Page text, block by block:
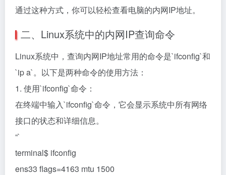
通过这种方式，你可以轻松查看电脑的内网IP地址。
二、Linux系统中的内网IP查询命令
Linux系统中，查询内网IP地址常用的命令是`ifconfig`和
`ip a`。以下是两种命令的使用方法：
1. 使用`ifconfig`命令：
在终端中输入`ifconfig`命令，它会显示系统中所有网络
接口的状态和详细信息。
“`
terminal$ ifconfig
ens33 flags=4163 mtu 1500